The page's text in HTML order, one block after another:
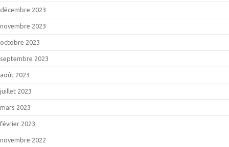
décembre 2023
novembre 2023
octobre 2023
septembre 2023
août 2023
juillet 2023
mars 2023
février 2023
novembre 2022